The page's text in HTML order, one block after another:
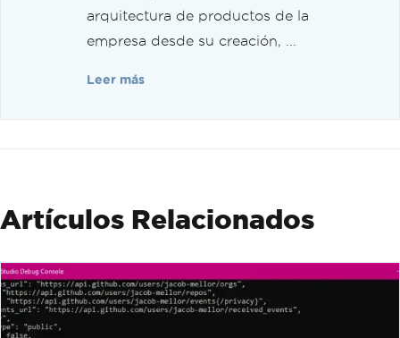
arquitectura de productos de la
empresa desde su creación, ...
Leer más
Artículos Relacionados